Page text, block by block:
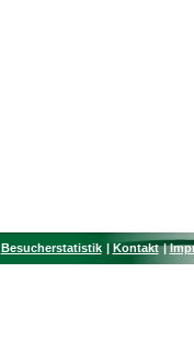
Besucherstatistik Kontakt